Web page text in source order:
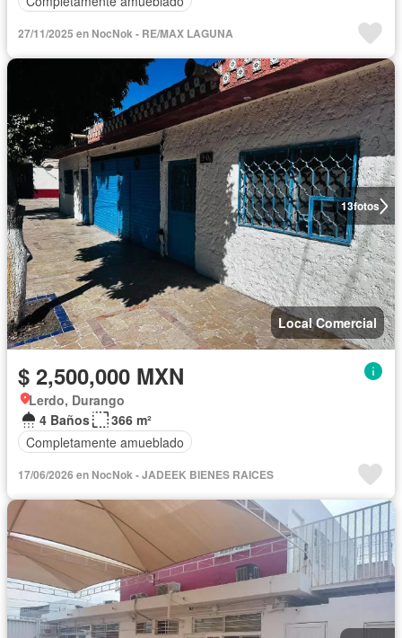
27/11/2025 en NocNok - RE/MAX LAGUNA
13fotos
Local Comercial
$ 2,500,000 MXN
Lerdo, Durango
4 Baños
366 m²
Completamente amueblado
17/06/2026 en NocNok - JADEEK BIENES RAICES